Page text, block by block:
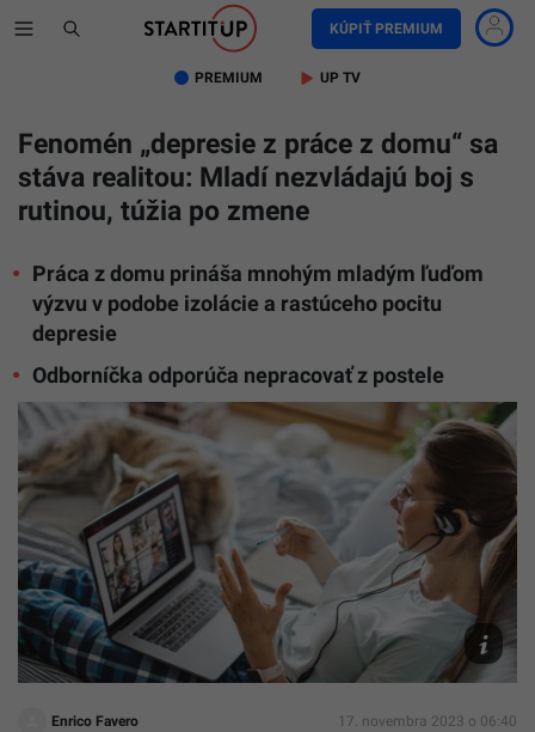
KÚPIŤ PREMIUM
PREMIUM UP TV
Fenomén „depresie z práce z domu“ sa
stáva realitou: Mladí nezvládajú boj s
rutinou, túžia po zmene
Práca z domu prináša mnohým mladým ľuďom
výzvu v podobe izolácie a rastúceho pocitu
depresie
Odborníčka odporúča nepracovať z postele
Archív
Canva
Enrico Favero 17. novembra 2023 o 06:40